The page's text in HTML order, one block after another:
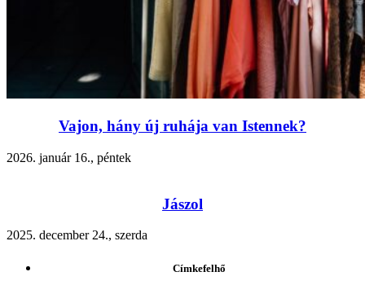
Vajon, hány új ruhája van Istennek?
2026. január 16., péntek
Jászol
2025. december 24., szerda
Címkefelhő